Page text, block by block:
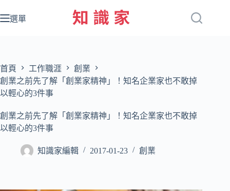
至
容
選單
首頁 工作職涯
創業
創業之前先了解「創業家精神」！知名企業家也不敢掉
以輕心的3件事
創業之前先了解「創業家精神」！知名企業家也不敢掉
以輕心的3件事
知識家編輯 2017-01-23 創業